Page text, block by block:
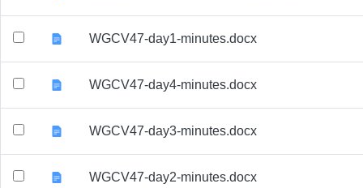
WGCV47-day1-minutes.docx
WGCV47-day4-minutes.docx
WGCV47-day3-minutes.docx
WGCV47-day2-minutes.docx